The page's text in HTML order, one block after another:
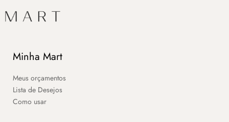
Minha Mart
Meus orçamentos
Lista de Desejos
Como usar